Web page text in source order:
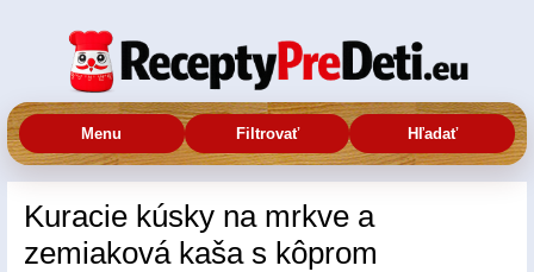
Menu Filtrovať Hľadať
Kuracie kúsky na mrkve a
zemiaková kaša s kôprom